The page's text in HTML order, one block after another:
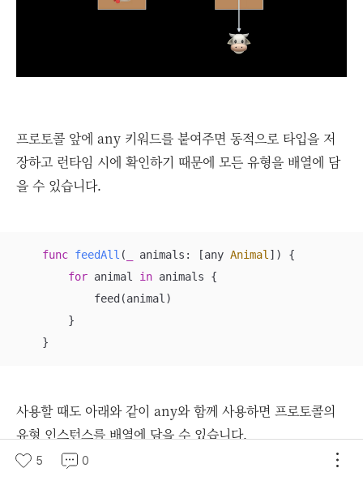
프로토콜 앞에 any 키워드를 붙여주면 동적으로 타입을 저
장하고 런타임 시에 확인하기 때문에 모든 유형을 배열에 담
을 수 있습니다.
func feedAll ( animals : [any Animal ])
{
for animal in animals {
            feed(animal)
        }
    }
사용할 때도 아래와 같이 any와 함께 사용하면 프로토콜의
유형 인스턴스를 배열에 담을 수 있습니다.
5 0